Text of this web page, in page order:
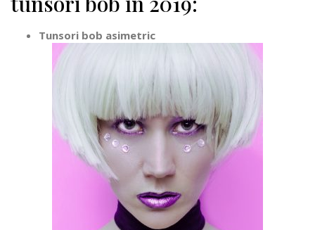
Tunsori bob asimetric